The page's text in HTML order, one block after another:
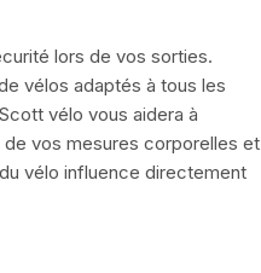
lors de vos sorties.
vélos adaptés à tous les
vélo vous aidera à
vos mesures corporelles et
vélo influence directement